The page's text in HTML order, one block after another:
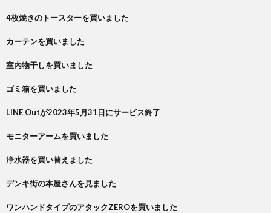
4枚焼きのトースターを買いました
カーテンを買いました
室内物干しを買いました
ゴミ箱を買いました
LINE Outが2023年5月31日にサービス終了
モニターアームを買いました
浄水器を買い替えました
デンキ街の本屋さんを見ました
ワンハンドタイプのアタックZEROを買いました